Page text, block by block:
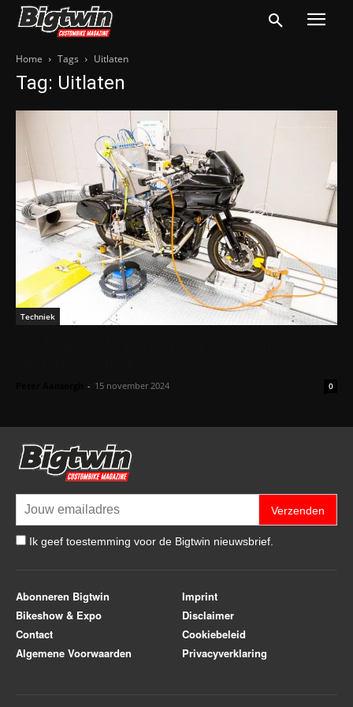
Home Tags Uitlaten
Tag: Uitlaten
Techniek
- 15 november 2024 0
Verzenden
Ik geef toestemming voor de Bigtwin nieuwsbrief.
Abonneren Bigtwin
Bikeshow & Expo
Contact
Algemene Voorwaarden
Imprint
Disclaimer
Cookiebeleid
Privacyverklaring